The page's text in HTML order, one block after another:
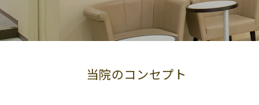
当院のコンセプト